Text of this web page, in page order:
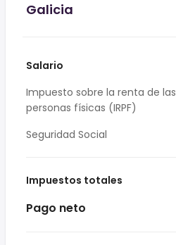
Galicia
Salario
Impuesto sobre la renta de las
personas físicas (IRPF)
Seguridad Social
Impuestos totales
Pago neto